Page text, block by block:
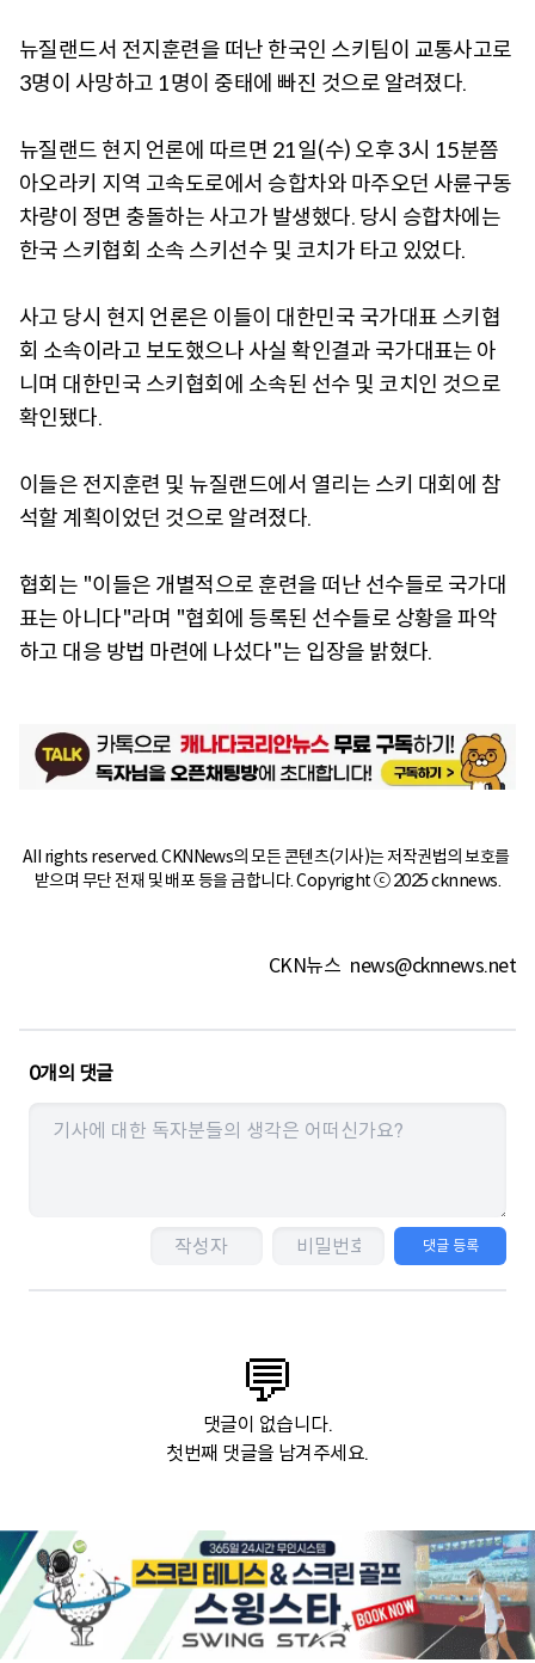
뉴질랜드서 전지훈련을 떠난 한국인 스키팀이 교통사고로
3명이 사망하고 1명이 중태에 빠진 것으로 알려졌다.
뉴질랜드 현지 언론에 따르면 21일(수) 오후 3시 15분쯤
아오라키 지역 고속도로에서 승합차와 마주오던 사륜구동
차량이 정면 충돌하는 사고가 발생했다. 당시 승합차에는
한국 스키협회 소속 스키선수 및 코치가 타고 있었다.
사고 당시 현지 언론은 이들이 대한민국 국가대표 스키협
회 소속이라고 보도했으나 사실 확인결과 국가대표는 아
니며 대한민국 스키협회에 소속된 선수 및 코치인 것으로
확인됐다.
이들은 전지훈련 및 뉴질랜드에서 열리는 스키 대회에 참
석할 계획이었던 것으로 알려졌다.
협회는 "이들은 개별적으로 훈련을 떠난 선수들로 국가대
표는 아니다"라며 "협회에 등록된 선수들로 상황을 파악
하고 대응 방법 마련에 나섰다"는 입장을 밝혔다.
All rights reserved. CKNNews의 모든 콘텐츠(기사)는 저작권법의 보호를
받으며 무단 전재 및 배포 등을 금합니다. Copyright ⓒ 2025 cknnews.
CKN뉴스 news@cknnews.net
0개의 댓글
댓글 등록
💬
댓글이 없습니다.
첫번째 댓글을 남겨주세요.